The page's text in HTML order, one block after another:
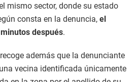
mismo sector, donde su estado
consta en la denuncia, el
después.
además que la denunciante
vecina identificada únicamente